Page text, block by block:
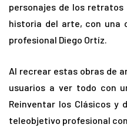
personajes de los
historia del arte, con una
profesional Diego Ortíz.
Al recrear estas obras de
usuarios a ver todo con
Reinventar los Clásicos y
teleobjetivo profesional con